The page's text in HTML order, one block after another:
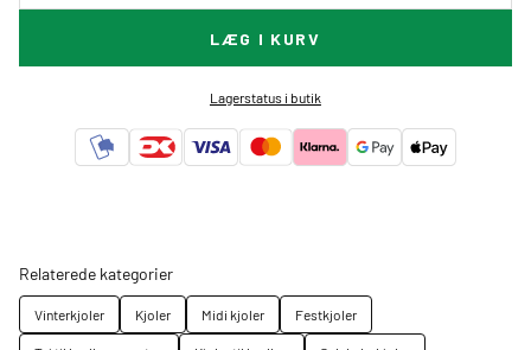
LÆG I KURV
Lagerstatus i butik
Relaterede kategorier
Vinterkjoler Kjoler Midi kjoler
Festkjoler